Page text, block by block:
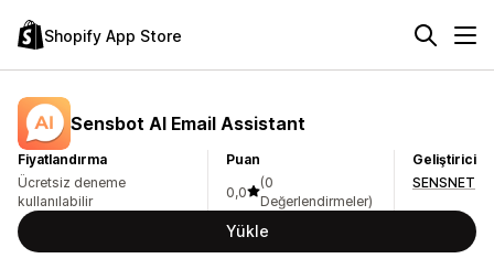
Shopify App Store
Sensbot AI Email Assistant
Fiyatlandırma
Ücretsiz deneme
kullanılabilir
Puan
0,0
(0
Değerlendirmeler)
Geliştirici
SENSNET
Yükle